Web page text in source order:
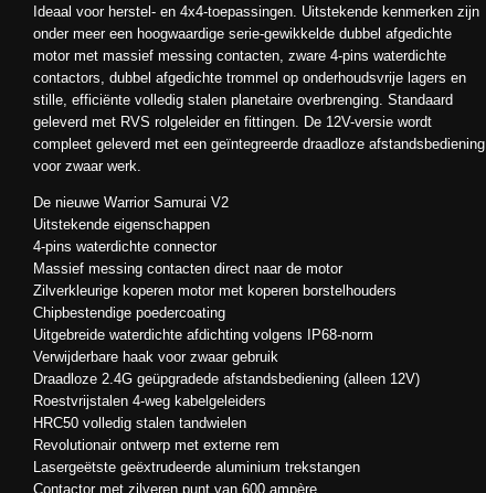
Ideaal voor herstel- en 4x4-toepassingen. Uitstekende kenmerken zijn
onder meer een hoogwaardige serie-gewikkelde dubbel afgedichte
motor met massief messing contacten, zware 4-pins waterdichte
contactors, dubbel afgedichte trommel op onderhoudsvrije lagers en
stille, efficiënte volledig stalen planetaire overbrenging. Standaard
geleverd met RVS rolgeleider en fittingen. De 12V-versie wordt
compleet geleverd met een geïntegreerde draadloze afstandsbediening
voor zwaar werk.
De nieuwe Warrior Samurai V2
Uitstekende eigenschappen
4-pins waterdichte connector
Massief messing contacten direct naar de motor
Zilverkleurige koperen motor met koperen borstelhouders
Chipbestendige poedercoating
Uitgebreide waterdichte afdichting volgens IP68-norm
Verwijderbare haak voor zwaar gebruik
Draadloze 2.4G geüpgradede afstandsbediening (alleen 12V)
Roestvrijstalen 4-weg kabelgeleiders
HRC50 volledig stalen tandwielen
Revolutionair ontwerp met externe rem
Lasergeëtste geëxtrudeerde aluminium trekstangen
Contactor met zilveren punt van 600 ampère